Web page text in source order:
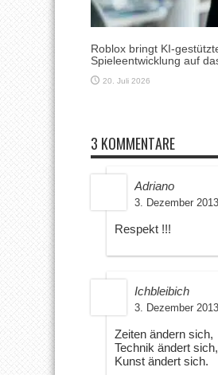
Roblox bringt KI-
Spieleentwicklung auf
20. Juli 2026
3 KOMMENTARE
Adriano
3. Dezember
Respekt !!!
Ichbleibich
3. Dezember
Zeiten ändern sich,
Technik ändert sich,
Kunst ändert sich.